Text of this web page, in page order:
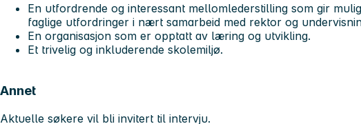
En utfordrende og interessant mellomlederstilling som gir
faglige utfordringer i nært samarbeid med rektor og
En organisasjon som er opptatt av læring og utvikling.
Et trivelig og inkluderende skolemiljø.
Annet
Aktuelle søkere vil bli invitert til intervju.